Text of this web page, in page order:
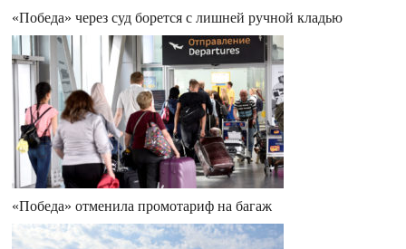
«Победа» через суд борется с лишней ручной кладью
«Победа» отменила промотариф на багаж